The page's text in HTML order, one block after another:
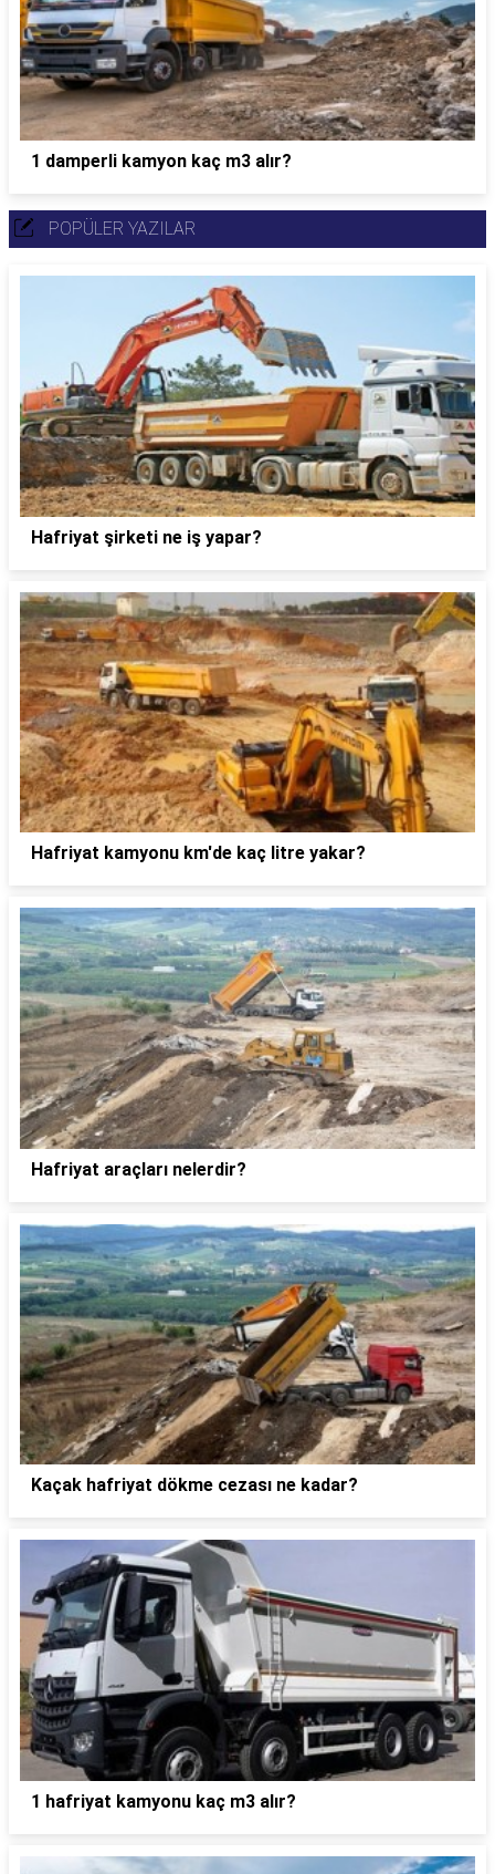
1 damperli kamyon kaç m3 alır?
POPÜLER YAZILAR
Hafriyat şirketi ne iş yapar?
Hafriyat kamyonu km'de kaç litre yakar?
Hafriyat araçları nelerdir?
Kaçak hafriyat dökme cezası ne kadar?
1 hafriyat kamyonu kaç m3 alır?